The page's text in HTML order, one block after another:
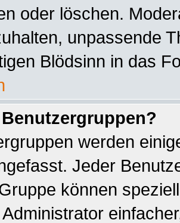
oder löschen.
unpassende
Blödsinn in das
werden
Jeder
können